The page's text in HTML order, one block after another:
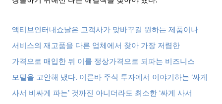
액티브인터내쇼날은 고객사가 맞바꾸길 원하는 제품이나
서비스의 재고품을 다른 업체에서 찾아 가장 저렴한
가격으로 매입한 뒤 이를 정상가격으로 되파는 비즈니스
모델을 고안해 냈다. 이른바 주식 투자에서 이야기하는 ‘싸게
사서 비싸게 파는’ 것까진 아니더라도 최소한 ‘싸게 사서